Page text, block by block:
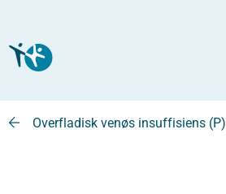
Overfladisk venøs insuffisiens (P)